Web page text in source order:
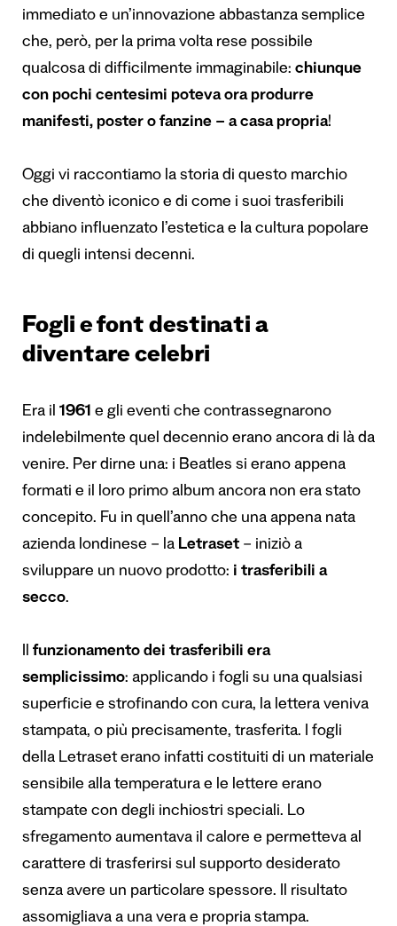
immediato e un’innovazione abbastanza semplice
che, però, per la prima volta rese possibile
qualcosa di difficilmente immaginabile: chiunque
con pochi centesimi poteva ora produrre
manifesti, poster o fanzine – a casa propria!
Oggi vi raccontiamo la storia di questo marchio
che diventò iconico e di come i suoi trasferibili
abbiano influenzato l’estetica e la cultura popolare
di quegli intensi decenni.
Fogli e font destinati a
diventare celebri
Era il 1961 e gli eventi che contrassegnarono
indelebilmente quel decennio erano ancora di là da
venire. Per dirne una: i Beatles si erano appena
formati e il loro primo album ancora non era stato
concepito. Fu in quell’anno che una appena nata
azienda londinese – la Letraset – iniziò a
sviluppare un nuovo prodotto: i trasferibili a
secco.
Il funzionamento dei trasferibili era
semplicissimo: applicando i fogli su una qualsiasi
superficie e strofinando con cura, la lettera veniva
stampata, o più precisamente, trasferita. I fogli
della Letraset erano infatti costituiti di un materiale
sensibile alla temperatura e le lettere erano
stampate con degli inchiostri speciali. Lo
sfregamento aumentava il calore e permetteva al
carattere di trasferirsi sul supporto desiderato
senza avere un particolare spessore. Il risultato
assomigliava a una vera e propria stampa.